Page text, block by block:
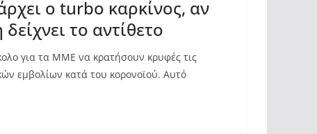
ο turbo καρκίνος, αν
το αντίθετο
για τα MME να κρατήσουν κρυφές τις
εμβολίων κατά του κορονοϊού. Αυτό